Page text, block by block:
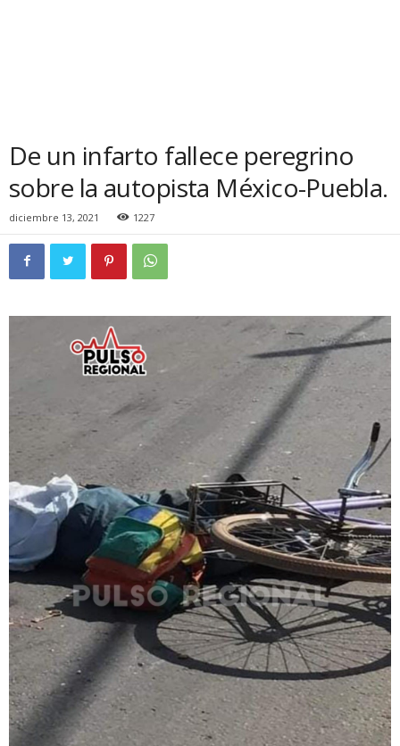
De un infarto fallece peregrino
sobre la autopista México-Puebla.
diciembre 13, 2021 1227